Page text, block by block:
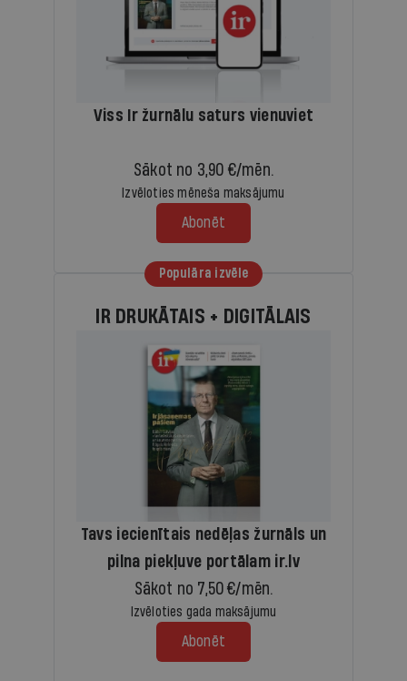
Viss Ir žurnālu saturs vienuviet
Sākot no 3,90 €/mēn.
Izvēloties mēneša maksājumu
Abonēt
Populāra izvēle
IR DRUKĀTAIS + DIGITĀLAIS
Tavs iecienītais nedēļas žurnāls un
pilna piekļuve portālam ir.lv
Sākot no 7,50 €/mēn.
Izvēloties gada maksājumu
Abonēt